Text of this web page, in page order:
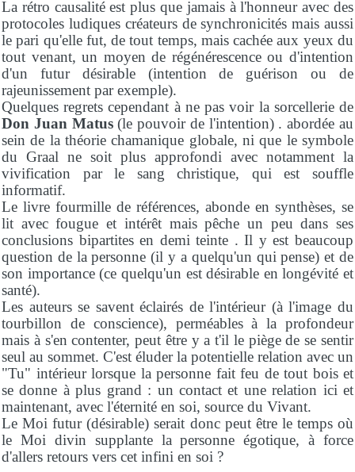
La rétro causalité est plus que jamais à l'honneur avec des
protocoles ludiques créateurs de synchronicités mais aussi
le pari qu'elle fut, de tout temps, mais cachée aux yeux du
tout venant, un moyen de régénérescence ou d'intention
d'un futur désirable (intention de guérison ou de
rajeunissement par exemple).
Quelques regrets cependant à ne pas voir la sorcellerie de
Don Juan Matus(le pouvoir de l'intention) . abordée au
sein de la théorie chamanique globale, ni que le symbole
du Graal ne soit plus approfondi avec notamment la
vivification par le sang christique, qui est souffle
informatif.
Le livre fourmille de références, abonde en synthèses, se
lit avec fougue et intérêt mais pêche un peu dans ses
conclusions bipartites en demi teinte . Il y est beaucoup
question de la personne (il y a quelqu'un qui pense) et de
son importance (ce quelqu'un est désirable en longévité et
santé).
Les auteurs se savent éclairés de l'intérieur (à l'image du
tourbillon de conscience), perméables à la profondeur
mais à s'en contenter, peut être y a t'il le piège de se sentir
seul au sommet. C'est éluder la potentielle relation avec un
"Tu" intérieur lorsque la personne fait feu de tout bois et
se donne à plus grand : un contact et une relation ici et
maintenant, avec l'éternité en soi, source du Vivant.
Le Moi futur (désirable) serait donc peut être le temps où
le Moi divin supplante la personne égotique, à force
d'allers retours vers cet infini en soi ?